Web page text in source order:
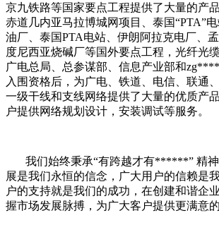
京九铁路等国家要点工程提供了大量的产
赤道几内亚马拉博城网项目、泰国“PTA”
油厂、泰国PTA电站、伊朗阿拉克电厂、
度尼西亚烧碱厂等国外要点工程，光纤光
广电总局、总参谋部、信息产业部和
入围资格后，为广电、铁道、电信、联通
一级干线和支线网络提供了大量的优质产
户提供网络规划设计，安装调试等服务。
我们始终秉承“有跨越才有******” 精神
展是我们永恒的信念，广大用户的信赖是
户的支持就是我们的成功，在创建和谐企
握市场发展脉搏，为广大客户提供更满意